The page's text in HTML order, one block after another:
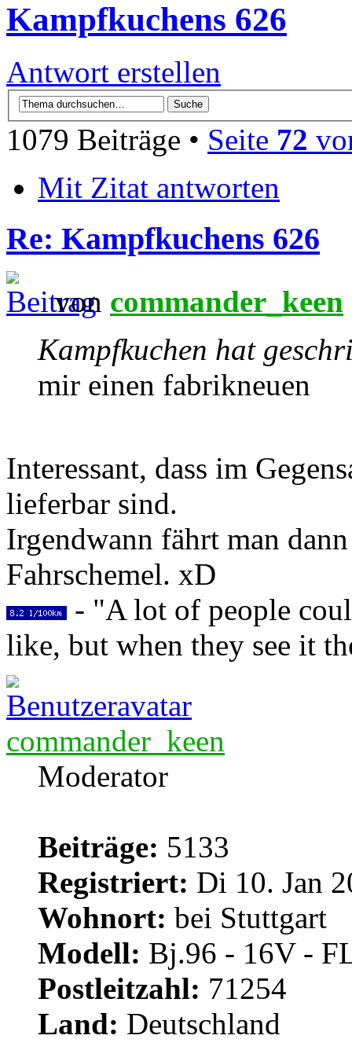
Kampfkuchens 626
Antwort erstellen
1079 Beiträge • Seite 72
Mit Zitat antworten
Re: Kampfkuchens 626
von commander_keen
Kampfkuchen hat
mir einen fabrikneuen
Interessant, dass im
lieferbar sind.
Irgendwann fährt man
Fahrschemel. xD
- "A lot of people
like, but when they see it
commander_keen
Moderator
Beiträge: 5133
Registriert: Di 10. Jan
Wohnort: bei Stuttgart
Modell: Bj.96 - 16V -
Postleitzahl: 71254
Land: Deutschland